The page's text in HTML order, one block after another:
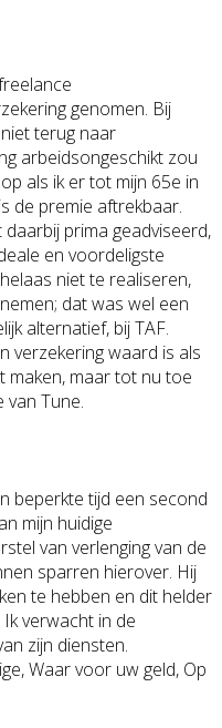
genomen. Bij
terug naar
arbeidsongeschikt zou
als ik er tot mijn 65e in
de premie aftrekbaar.
prima geadviseerd,
en voordeligste
niet te realiseren,
dat was wel een
alternatief, bij TAF.
verzekering waard is als
maken, maar tot nu toe
van Tune.
beperkte tijd een second
mijn huidige
van verlenging van de
sparren hierover. Hij
te hebben en dit helder
verwacht in de
zijn diensten.
Waar voor uw geld, Op